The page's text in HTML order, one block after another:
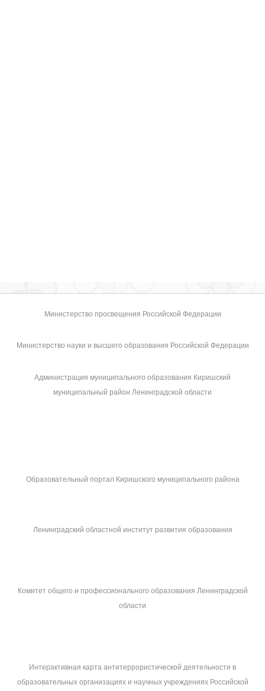
Министерство просвещения Российской Федерации
Министерство науки и высшего образования Российской Федерации
Администрация муниципального образования Киришский
муниципальный район Ленинградской области
Образовательный портал Киришского муниципального района
Ленинградский областной институт развития образования
Комитет общего и профессионального образования Ленинградской
области
Интерактивная карта антитеррористической деятельности в
образовательных организациях и научных учреждениях Российской